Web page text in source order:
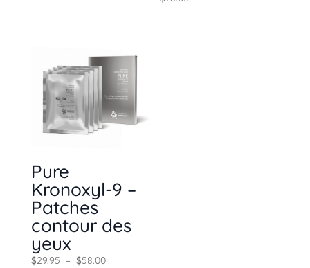
Pure
Kronoxyl-9 –
Patches
contour des
yeux
$29.95 – $58.00Plage